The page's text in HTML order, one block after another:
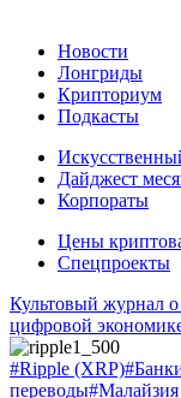
Новости
Лонгриды
Крипториум
Подкасты
Дайджест
Корпораты
Цены
Спецпроекты
Культовый журнал
цифровой
#Ripple (XRP)
переводы#Малайзия